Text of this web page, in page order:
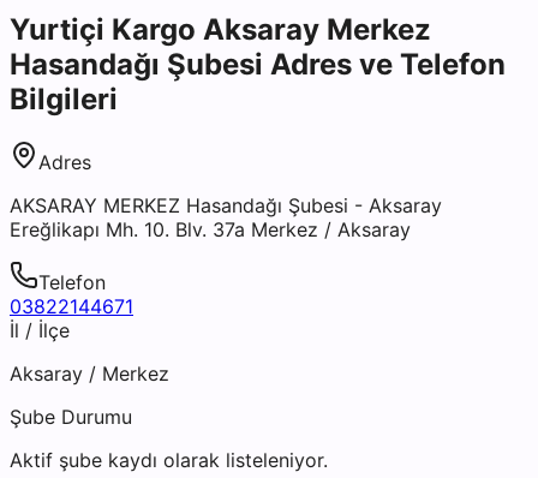
Yurtiçi Kargo Aksaray Merkez
Hasandağı Şubesi Adres ve Telefon
Bilgileri
Adres
AKSARAY MERKEZ Hasandağı Şubesi - Aksaray
Ereğlikapı Mh. 10. Blv. 37a Merkez / Aksaray
Telefon
03822144671
İl / İlçe
Aksaray / Merkez
Şube Durumu
Aktif şube kaydı olarak listeleniyor.